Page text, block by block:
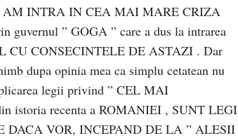
INTRA IN CEA MAI MARE CRIZA
” GOGA ” care a dus la intrarea
CONSECINTELE DE ASTAZI . Dar
dupa opinia mea ca simplu cetatean nu
legii privind ” CEL MAI
istoria recenta a ROMANIEI , SUNT LEGI
VOR, INCEPAND DE LA ” ALESII